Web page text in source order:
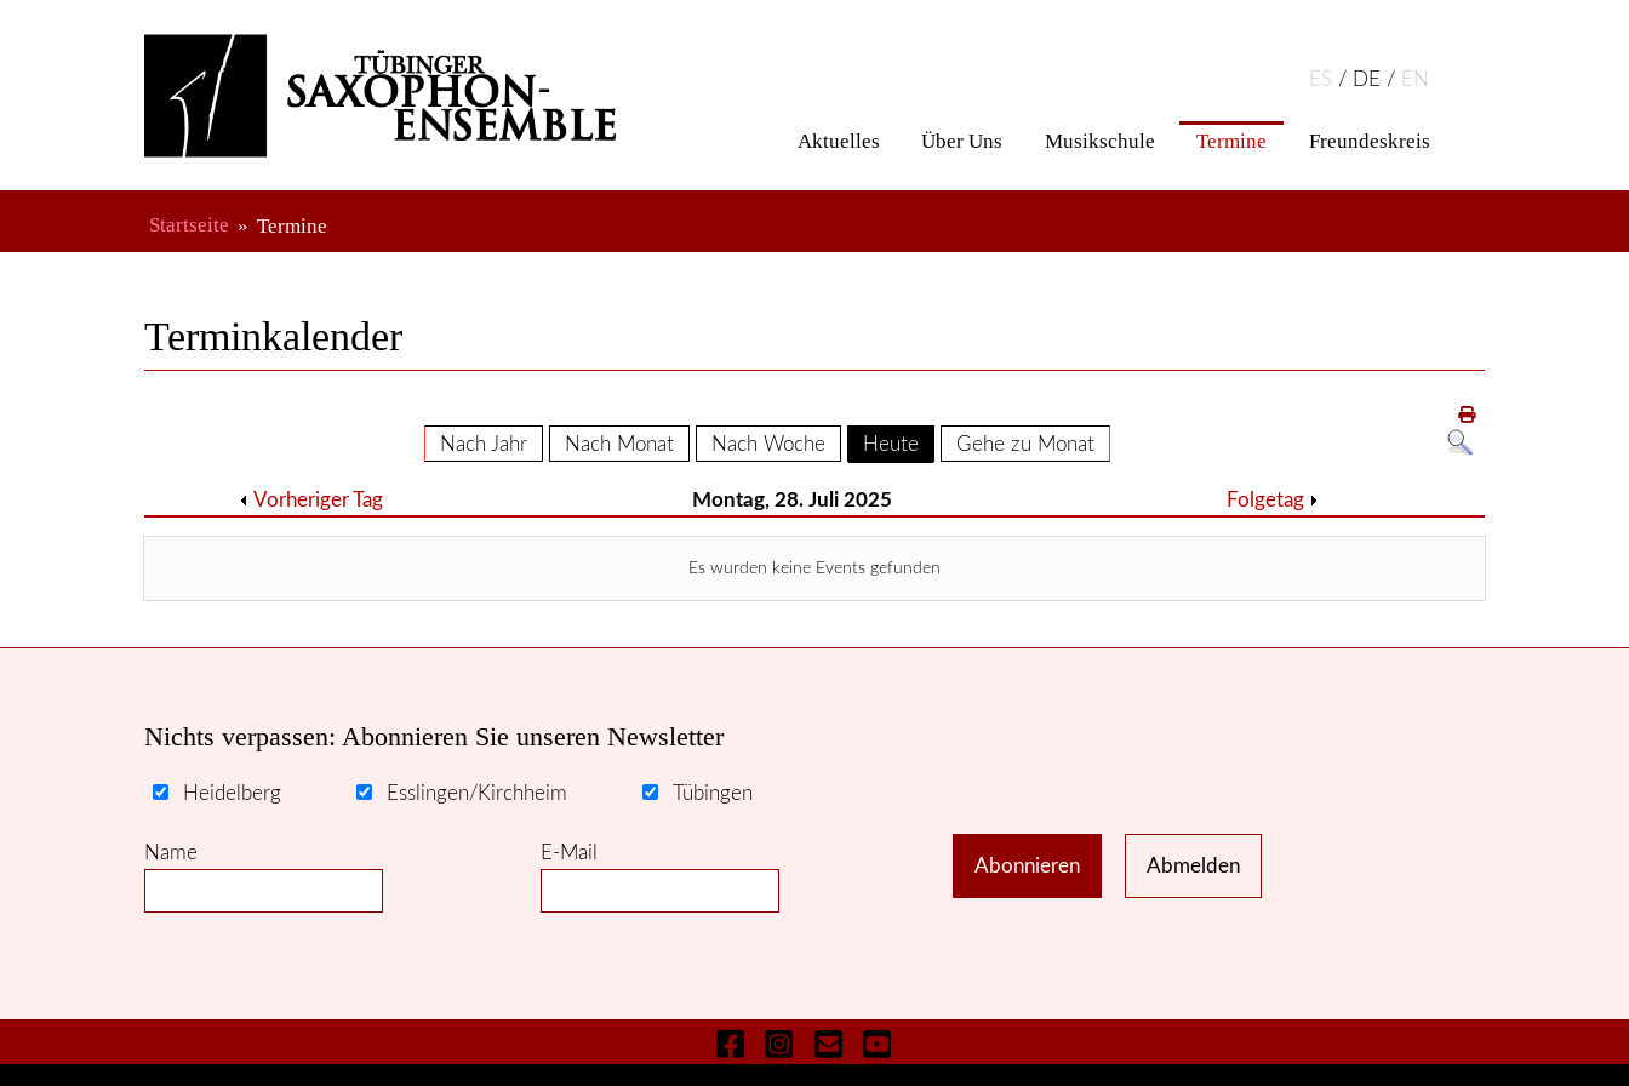
ES DE EN
Aktuelles Über Uns Musikschule Termine Freundeskreis
Startseite Termine
Terminkalender
Nach Jahr Nach Monat Nach Woche Heute Gehe zu Monat
Vorheriger Tag Montag, 28. Juli 2025 Folgetag
Es wurden keine Events gefunden
Nichts verpassen: Abonnieren Sie unseren Newsletter
Heidelberg Esslingen/Kirchheim Tübingen
Name E-Mail
Abonnieren Abmelden